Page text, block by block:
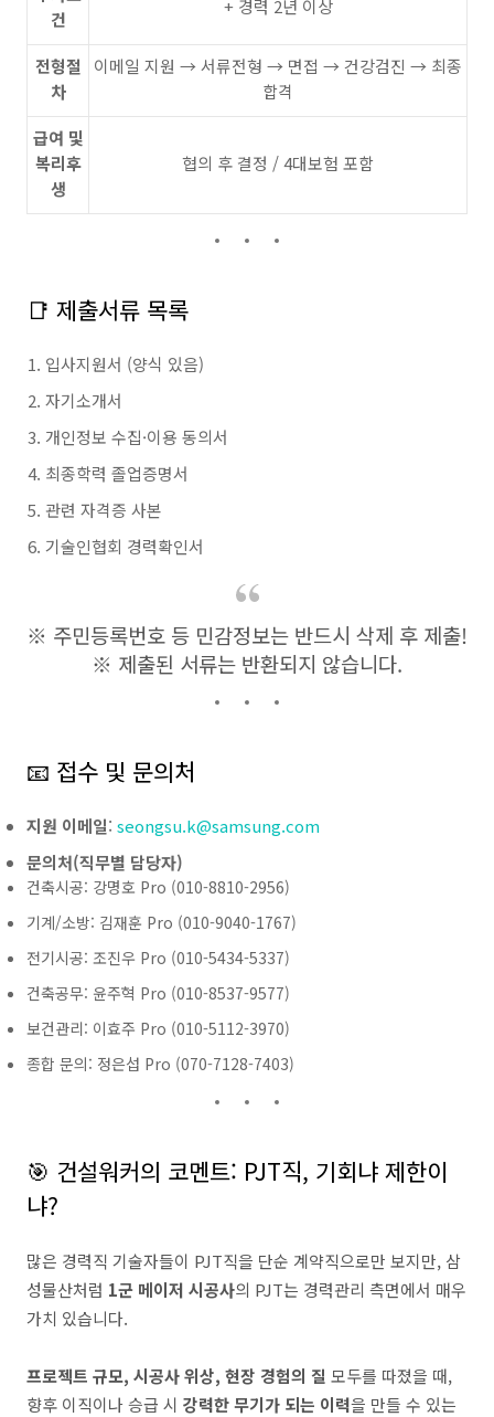
건
+ 경력 2년 이상
전형절
차
이메일 지원 → 서류전형 → 면접 → 건강검진 → 최종
합격
급여 및
복리후
생
협의 후 결정 / 4대보험 포함
📑 제출서류 목록
입사지원서 (양식 있음)
자기소개서
개인정보 수집·이용 동의서
최종학력 졸업증명서
관련 자격증 사본
기술인협회 경력확인서
※ 주민등록번호 등 민감정보는 반드시 삭제 후 제출!
※ 제출된 서류는 반환되지 않습니다.
📧 접수 및 문의처
지원 이메일: seongsu.k@samsung.com
문의처(직무별 담당자)
건축시공: 강명호 Pro (010-8810-2956)
기계/소방: 김재훈 Pro (010-9040-1767)
전기시공: 조진우 Pro (010-5434-5337)
건축공무: 윤주혁 Pro (010-8537-9577)
보건관리: 이효주 Pro (010-5112-3970)
종합 문의: 정은섭 Pro (070-7128-7403)
🎯 건설워커의 코멘트: PJT직, 기회냐 제한이
냐?
많은 경력직 기술자들이 PJT직을 단순 계약직으로만 보지만, 삼
성물산처럼 1군 메이저 시공사의 PJT는 경력관리 측면에서 매우
가치 있습니다.
프로젝트 규모, 시공사 위상, 현장 경험의 질 모두를 따졌을 때,
향후 이직이나 승급 시 강력한 무기가 되는 이력을 만들 수 있는